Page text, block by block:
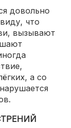
довольно
что
вызывают
а со